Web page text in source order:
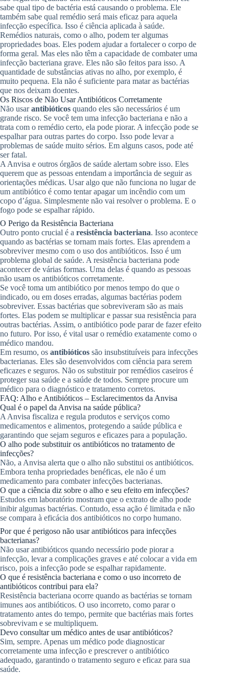
sabe qual tipo de bactéria está causando o problema. Ele
também sabe qual remédio será mais eficaz para aquela
infecção específica. Isso é ciência aplicada à saúde.
Remédios naturais, como o alho, podem ter algumas
propriedades boas. Eles podem ajudar a fortalecer o corpo de
forma geral. Mas eles não têm a capacidade de combater uma
infecção bacteriana grave. Eles não são feitos para isso. A
quantidade de substâncias ativas no alho, por exemplo, é
muito pequena. Ela não é suficiente para matar as bactérias
que nos deixam doentes.
Os Riscos de Não Usar Antibióticos Corretamente
Não usarantibióticos quando eles são necessários é um
grande risco. Se você tem uma infecção bacteriana e não a
trata com o remédio certo, ela pode piorar. A infecção pode se
espalhar para outras partes do corpo. Isso pode levar a
problemas de saúde muito sérios. Em alguns casos, pode até
ser fatal.
A Anvisa e outros órgãos de saúde alertam sobre isso. Eles
querem que as pessoas entendam a importância de seguir as
orientações médicas. Usar algo que não funciona no lugar de
um antibiótico é como tentar apagar um incêndio com um
copo d’água. Simplesmente não vai resolver o problema. E o
fogo pode se espalhar rápido.
O Perigo da Resistência Bacteriana
Outro ponto crucial é a resistência bacteriana. Isso acontece
quando as bactérias se tornam mais fortes. Elas aprendem a
sobreviver mesmo com o uso dos antibióticos. Isso é um
problema global de saúde. A resistência bacteriana pode
acontecer de várias formas. Uma delas é quando as pessoas
não usam os antibióticos corretamente.
Se você toma um antibiótico por menos tempo do que o
indicado, ou em doses erradas, algumas bactérias podem
sobreviver. Essas bactérias que sobreviveram são as mais
fortes. Elas podem se multiplicar e passar sua resistência para
outras bactérias. Assim, o antibiótico pode parar de fazer efeito
no futuro. Por isso, é vital usar o remédio exatamente como o
médico mandou.
Em resumo, os antibióticos são insubstituíveis para infecções
bacterianas. Eles são desenvolvidos com ciência para serem
eficazes e seguros. Não os substituir por remédios caseiros é
proteger sua saúde e a saúde de todos. Sempre procure um
médico para o diagnóstico e tratamento corretos.
FAQ: Alho e Antibióticos – Esclarecimentos da Anvisa
Qual é o papel da Anvisa na saúde pública?
A Anvisa fiscaliza e regula produtos e serviços como
medicamentos e alimentos, protegendo a saúde pública e
garantindo que sejam seguros e eficazes para a população.
O alho pode substituir os antibióticos no tratamento de
infecções?
Não, a Anvisa alerta que o alho não substitui os antibióticos.
Embora tenha propriedades benéficas, ele não é um
medicamento para combater infecções bacterianas.
O que a ciência diz sobre o alho e seu efeito em infecções?
Estudos em laboratório mostram que o extrato de alho pode
inibir algumas bactérias. Contudo, essa ação é limitada e não
se compara à eficácia dos antibióticos no corpo humano.
Por que é perigoso não usar antibióticos para infecções
bacterianas?
Não usar antibióticos quando necessário pode piorar a
infecção, levar a complicações graves e até colocar a vida em
risco, pois a infecção pode se espalhar rapidamente.
O que é resistência bacteriana e como o uso incorreto de
antibióticos contribui para ela?
Resistência bacteriana ocorre quando as bactérias se tornam
imunes aos antibióticos. O uso incorreto, como parar o
tratamento antes do tempo, permite que bactérias mais fortes
sobrevivam e se multipliquem.
Devo consultar um médico antes de usar antibióticos?
Sim, sempre. Apenas um médico pode diagnosticar
corretamente uma infecção e prescrever o antibiótico
adequado, garantindo o tratamento seguro e eficaz para sua
saúde.